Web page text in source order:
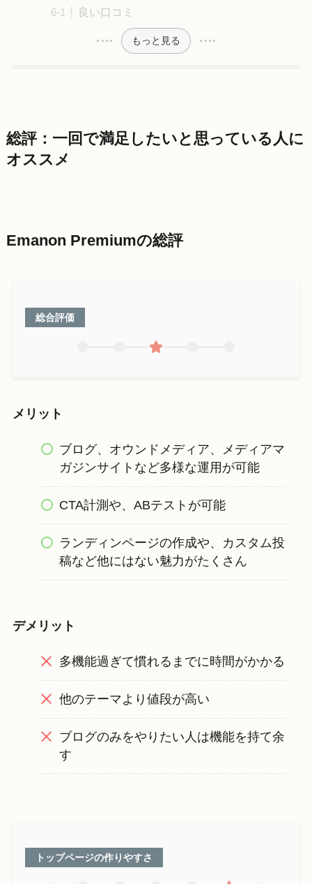
良い口コミ
もっと見る
総評：一回で満足したいと思っている人に
オススメ
Emanon Premiumの総評
総合評価
メリット
ブログ、オウンドメディア、メディアマ
ガジンサイトなど多様な運用が可能
CTA計測や、ABテストが可能
ランディンページの作成や、カスタム投
稿など他にはない魅力がたくさん
デメリット
多機能過ぎて慣れるまでに時間がかかる
他のテーマより値段が高い
ブログのみをやりたい人は機能を持て余
す
トップページの作りやすさ